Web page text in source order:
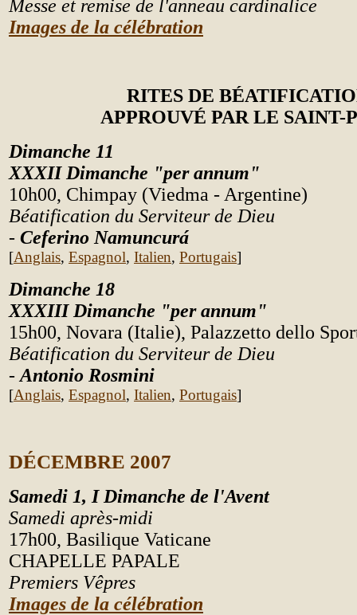
Messe et remise de l'anneau cardinalice
Images de la célébration
RITES DE
APPROUVÉ PAR LE SAINT-
Dimanche 11
XXXII Dimanche "per annum"
10h00, Chimpay (Viedma - Argentine)
Béatification du Serviteur de Dieu
- Ceferino Namuncurá
[Anglais, Espagnol, Italien, Portugais]
Dimanche 18
XXXIII Dimanche "per annum"
15h00, Novara (Italie), Palazzetto dello
Béatification du Serviteur de Dieu
- Antonio Rosmini
[Anglais, Espagnol, Italien, Portugais]
DÉCEMBRE 2007
Samedi 1, I Dimanche de l'Avent
Samedi après-midi
17h00, Basilique Vaticane
CHAPELLE PAPALE
Premiers Vêpres
Images de la célébration